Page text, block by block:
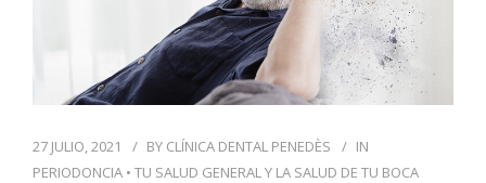
27 JULIO, 2021 BY CLÍNICA DENTAL PENEDÈS
IN
PERIODONCIA • TU SALUD GENERAL Y LA SALUD DE TU BOCA